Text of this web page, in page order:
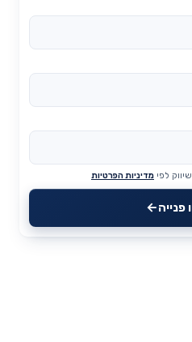
לפי מדיניות הפרטיות
פנייה